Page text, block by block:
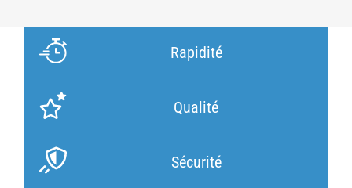
Rapidité
Qualité
Sécurité